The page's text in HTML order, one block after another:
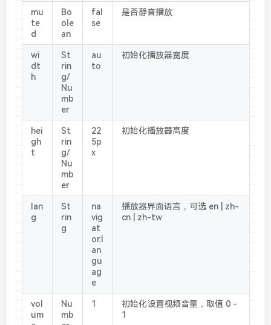
mu
te
d
Bo
ole
an
fal
se
是否静音播放
wi
dt
h
St
rin
g/
Nu
mb
er
au
to
初始化播放器宽度
hei
gh
t
St
rin
g/
Nu
mb
er
22
5p
x
初始化播放器高度
lan
g
St
rin
g
na
vig
at
or.l
an
gu
ag
e
播放器界面语言，可选 en | zh-
cn | zh-tw
vol
um
Nu
mb
1
初始化设置视频音量，取值 0 -
1